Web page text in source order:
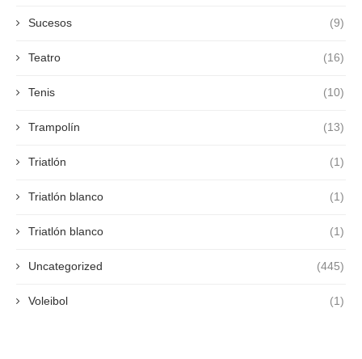
Sucesos (9)
Teatro (16)
Tenis (10)
Trampolín (13)
Triatlón (1)
Triatlón blanco (1)
Triatlón blanco (1)
Uncategorized (445)
Voleibol (1)